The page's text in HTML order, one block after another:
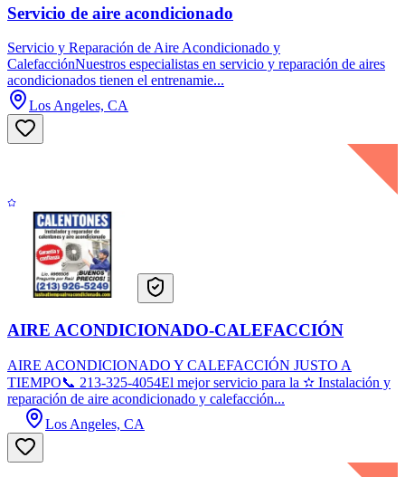
Servicio de aire acondicionado
Servicio y Reparación de Aire Acondicionado y
CalefacciónNuestros especialistas en servicio y reparación de aires
acondicionados tienen el entrenamie...
Los Angeles, CA
AIRE ACONDICIONADO-CALEFACCIÓN
AIRE ACONDICIONADO Y CALEFACCIÓN JUSTO A
TIEMPO📞 213-325-4054El mejor servicio para la ✫ Instalación y
reparación de aire acondicionado y calefacción...
Los Angeles, CA